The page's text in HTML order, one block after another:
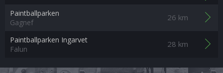
Paintballparken
Gagnef
26 km
Paintballparken Ingarvet
Falun
28 km